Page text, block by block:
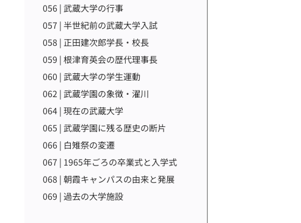
056 | 武蔵大学の行事
057 | 半世紀前の武蔵大学入試
058 | 正田建次郎学長・校長
059 | 根津育英会の歴代理事長
060 | 武蔵大学の学生運動
062 | 武蔵学園の象徴・濯川
064 | 現在の武蔵大学
065 | 武蔵学園に残る歴史の断片
066 | 白雉祭の変遷
067 | 1965年ごろの卒業式と入学式
068 | 朝霞キャンパスの由来と発展
069 | 過去の大学施設